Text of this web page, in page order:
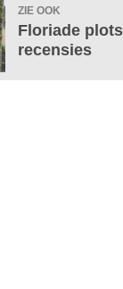
ZIE OOK
Floriade
recensies